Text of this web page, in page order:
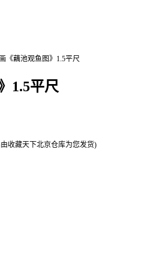
1.5平尺
收藏天下北京仓库为您发货)